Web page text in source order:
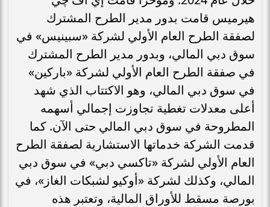
هيرميس قامت بدور مدير الطرح المشترك
لصفقة الطرح العام الأولي لشركة «سبينيس» في
سوق دبي المالي، وبدور مدير الطرح المشترك
في صفقة الطرح العام الأولي لشركة «باركين»
في سوق دبي المالي، وهو الاكتتاب الذي شهد
أعلى معدلات تغطية تجاوزت إجمالي أسهمه
المطروحة في سوق دبي المالي حتى الآن. كما
قدمت الشركة خدماتها الاستشارية لصفقة الطرح
العام الأولي لشركة «تاكسي دبي» في سوق دبي
المالي، وكذلك لشركة «أوكيو لشبكات الغاز»، في
بورصة مسقط للأوراق المالية، وتعتبر هذه